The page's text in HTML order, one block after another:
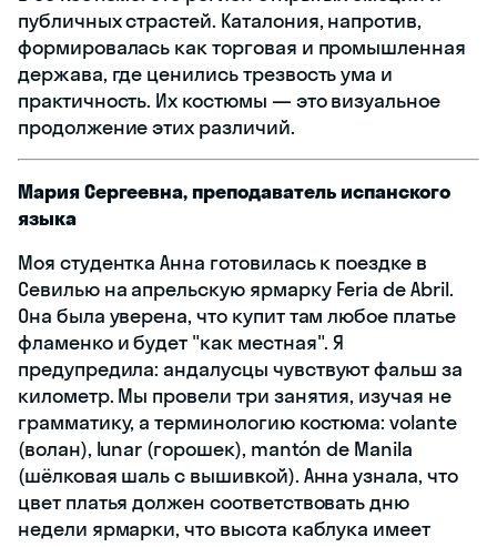
публичных страстей. Каталония, напротив,
формировалась как торговая и промышленная
держава, где ценились трезвость ума и
практичность. Их костюмы — это визуальное
продолжение этих различий.
Мария Сергеевна, преподаватель испанского
языка
Моя студентка Анна готовилась к поездке в
Севилью на апрельскую ярмарку Feria de Abril.
Она была уверена, что купит там любое платье
фламенко и будет "как местная". Я
предупредила: андалусцы чувствуют фальш за
километр. Мы провели три занятия, изучая не
грамматику, а терминологию костюма: volante
(волан), lunar (горошек), mantón de Manila
(шёлковая шаль с вышивкой). Анна узнала, что
цвет платья должен соответствовать дню
недели ярмарки, что высота каблука имеет